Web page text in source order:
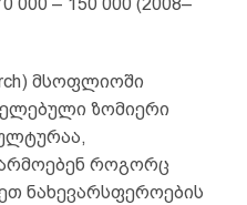
მსოფლიოში
ზომიერი
როგორც
ნახევარსფეროების